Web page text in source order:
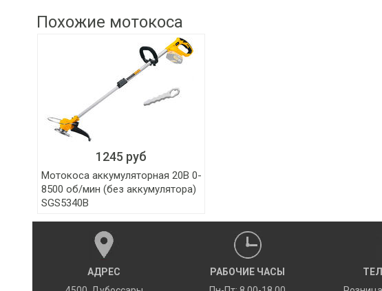
Похожие мотокоса
1245 руб
Мотокоса аккумуляторная 20В 0-
8500 об/мин (без аккумулятора)
SGS5340B
АДРЕС
РАБОЧИЕ ЧАСЫ